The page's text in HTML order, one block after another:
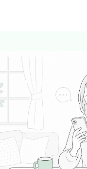
… 詳しく見
クリニック
稲垣耳鼻
最寄り 近鉄